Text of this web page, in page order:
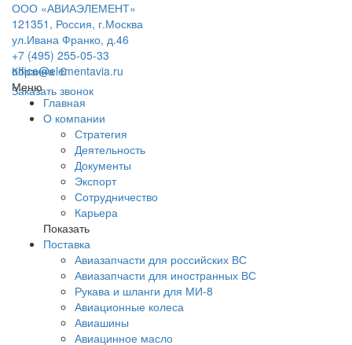
ООО «АВИАЭЛЕМЕНТ»
121351, Россия, г.Москва
ул.Ивана Франко, д.46
+7 (495) 255-05-33
office@elementavia.ru
Заказать звонок
Корзина0
Меню
Главная
О компании
Стратегия
Деятельность
Документы
Экспорт
Сотрудничество
Карьера
Показать
Поставка
Авиазапчасти для российских ВС
Авиазапчасти для иностранных ВС
Рукава и шланги для МИ-8
Авиационные колеса
Авиашины
Авиацинное масло